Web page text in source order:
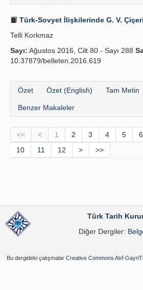
Türk-Sovyet İlişkilerinde G. V.
Telli Korkmaz
Sayı: Ağustos 2016, Cilt 80 - Sayı 288
10.37879/belleten.2016.619
Özet Özet (English) Tam Metin
Benzer Makaleler
<< < 1 2 3 4 5 6
10
11 12 > >>
Türk Tarih
Diğer Dergiler:
Bu dergideki çalışmalar Creative Commons Atıf-